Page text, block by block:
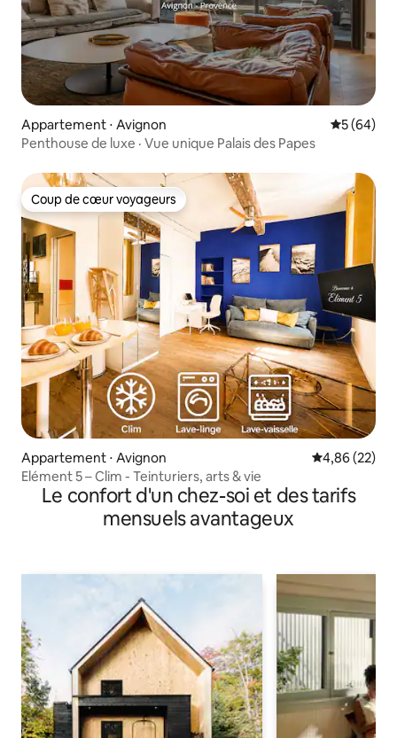
Appartement ⋅ Avignon
5 (64)
Penthouse de luxe · Vue unique Palais des Papes
Coup de cœur voyageurs
Coup de cœur voyageurs
Appartement ⋅ Avignon Évaluation
4,86 (22)
Elément 5 – Clim - Teinturiers, arts & vie
Le confort d'un chez-soi et des tarifs
mensuels avantageux